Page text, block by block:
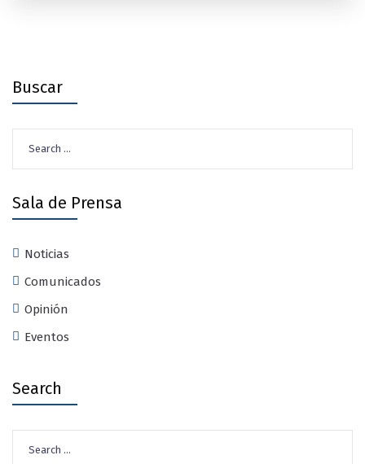
Buscar
for:
Sala de Prensa
Noticias
Comunicados
Opinión
Eventos
Search
for: